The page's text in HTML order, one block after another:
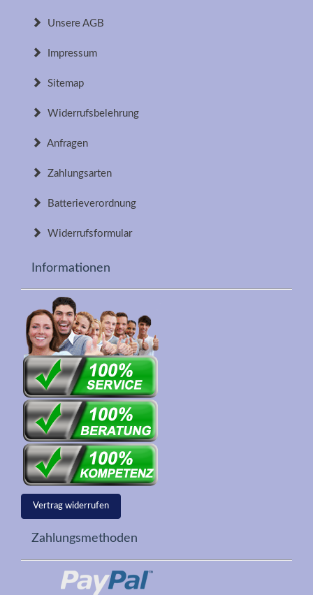
Unsere AGB
Impressum
Sitemap
Widerrufsbelehrung
Anfragen
Zahlungsarten
Batterieverordnung
Widerrufsformular
Informationen
Vertrag widerrufen
Zahlungsmethoden